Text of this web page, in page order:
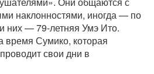
наклонностями, иногда — по
них — 79-летняя Умэ Ито.
время Сумико, которая
свои дни в